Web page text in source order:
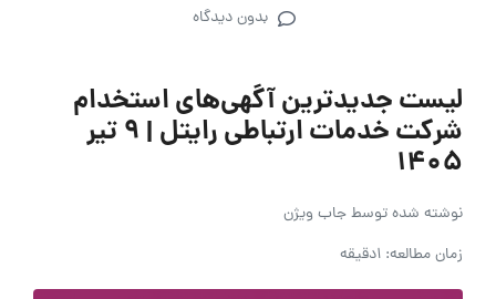
بدون دیدگاه
لیست جدیدترین آگهی‌های استخدام
شرکت خدمات ارتباطی رایتل | ۹ تیر
۱۴۰۵
نوشته شده توسطجاب ویژن
زمان مطالعه: 1دقیقه